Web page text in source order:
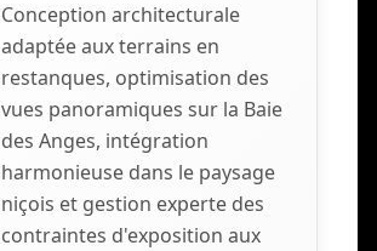
Conception architecturale
adaptée aux terrains en
restanques, optimisation des
vues panoramiques sur la Baie
des Anges, intégration
harmonieuse dans le paysage
niçois et gestion experte des
contraintes d'exposition aux